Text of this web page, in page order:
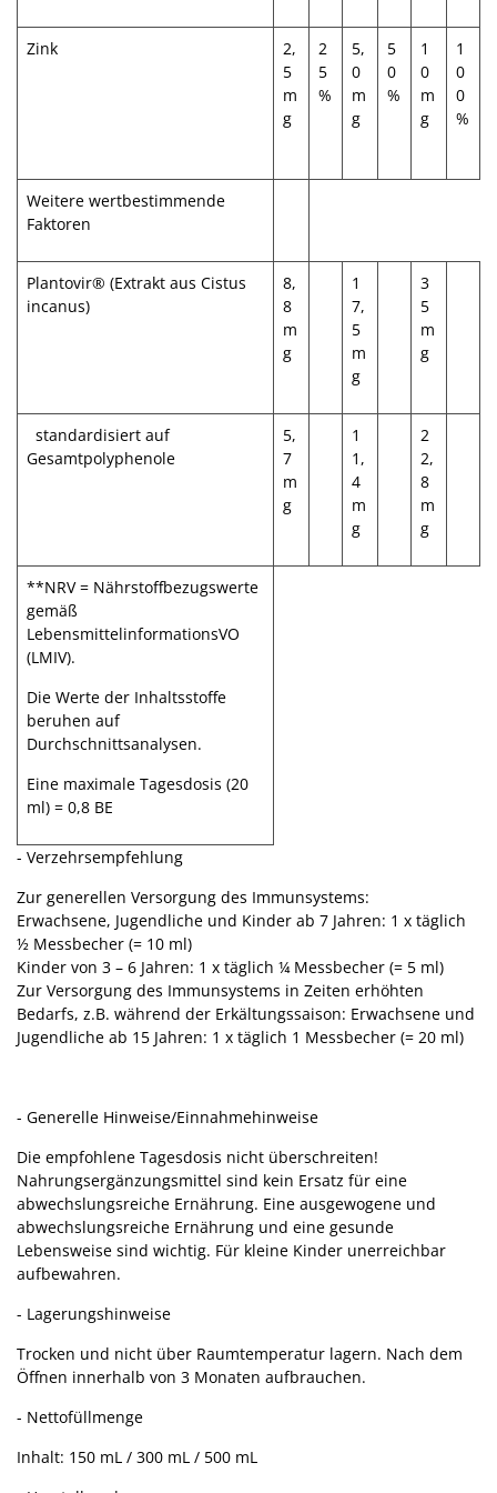
Zink
2,
5
m
g
2
5
%
5,
0
m
g
5
0
%
1
0
m
g
1
0
0
%
Weitere wertbestimmende
Faktoren
Plantovir® (Extrakt aus Cistus
incanus)
8,
8
m
g
1
7,
5
m
g
3
5
m
g
standardisiert auf
Gesamtpolyphenole
5,
7
m
g
1
1,
4
m
g
2
2,
8
m
g
**NRV = Nährstoffbezugswerte
gemäß
LebensmittelinformationsVO
(LMIV).
Die Werte der Inhaltsstoffe
beruhen auf
Durchschnittsanalysen.
Eine maximale Tagesdosis (20
ml) = 0,8 BE
- Verzehrsempfehlung
Zur generellen Versorgung des Immunsystems:
Erwachsene, Jugendliche und Kinder ab 7 Jahren: 1 x täglich
½ Messbecher (= 10 ml)
Kinder von 3 – 6 Jahren: 1 x täglich ¼ Messbecher (= 5 ml)
Zur Versorgung des Immunsystems in Zeiten erhöhten
Bedarfs, z.B. während der Erkältungssaison: Erwachsene und
Jugendliche ab 15 Jahren: 1 x täglich 1 Messbecher (= 20 ml)
- Generelle Hinweise/Einnahmehinweise
Die empfohlene Tagesdosis nicht überschreiten!
Nahrungsergänzungsmittel sind kein Ersatz für eine
abwechslungsreiche Ernährung. Eine ausgewogene und
abwechslungsreiche Ernährung und eine gesunde
Lebensweise sind wichtig. Für kleine Kinder unerreichbar
aufbewahren.
- Lagerungshinweise
Trocken und nicht über Raumtemperatur lagern. Nach dem
Öffnen innerhalb von 3 Monaten aufbrauchen.
- Nettofüllmenge
Inhalt: 150 mL / 300 mL / 500 mL